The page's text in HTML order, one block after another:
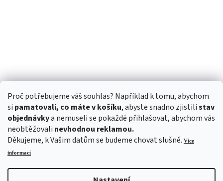
Proč potřebujeme váš souhlas? Například k tomu, abychom
si pamatovali, co máte v košíku, abyste snadno zjistilistav
objednávkya nemuseli se pokaždé přihlašovat, abychom vás
neobtěžovali nevhodnou reklamou.
Děkujeme, k Vašim datům se budeme chovat slušně. Více
informací